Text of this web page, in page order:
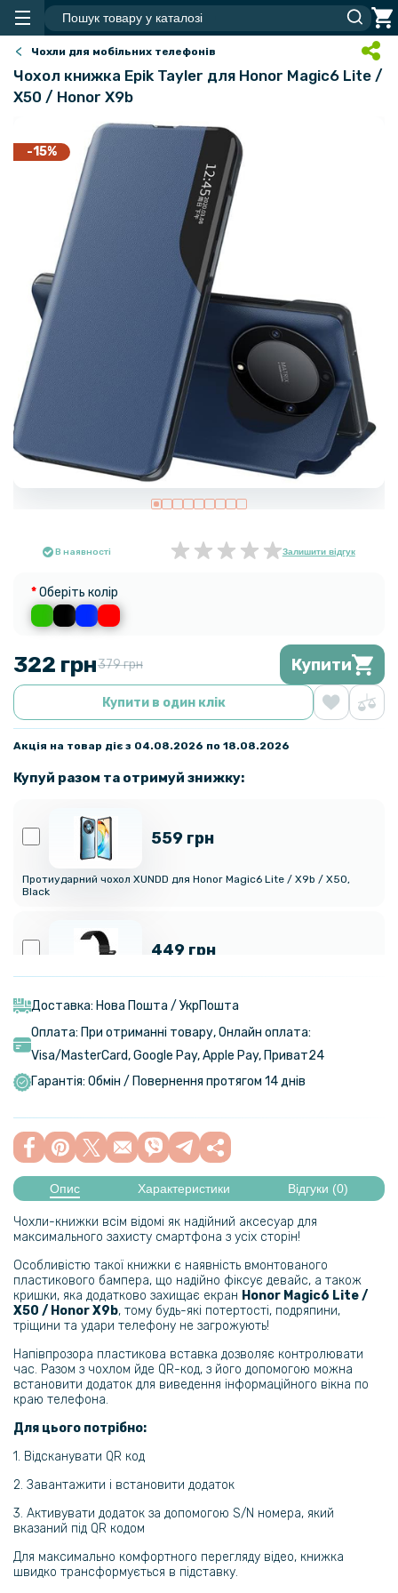
Чохли для мобільних телефонів
Чохол книжка Epik Tayler для Honor Magic6 Lite /
X50 / Honor X9b
-15%
В наявності Залишити відгук
Оберіть колір
322 грн379 грн Купити
Купити в один клік
Акція на товар діє з 04.08.2026 по 18.08.2026
Купуй разом та отримуй знижку:
559 грн
Протиударний чохол XUNDD для Honor Magic6 Lite / X9b / X50,
Black
449 грн
22mm
159 грн
199 грн
Lite, Transparent
280 грн
329 грн
Захисне скло 3D Privacy Full Screen для Honor Magic6 Lite / X9b /
X50, Black
110 грн
129 грн
Захисне скло Tempered Glass 2.5D на задню камеру для Honor
295 грн
Захисне скло 3D Tempered Glass UV для Honor Magic6 Lite / X9b /
X50 з клеєм і лампою
299 грн
Чохол накладка Ricco Camera Sliding для Honor Magic6 Lite / X9b /
X50
Доставка: Нова Пошта / УкрПошта
Оплата: При отриманні товару, Онлайн оплата:
Visa/MasterСard, Google Pay, Apple Pay, Приват24
Гарантія: Обмін / Повернення протягом 14 днів
Опис Характеристики Відгуки (0)
Чохли-книжки всім відомі як надійний аксесуар для
максимального захисту смартфона з усіх сторін!
Особливістю такої книжки є наявність вмонтованого
пластикового бампера, що надійно фіксує девайс, а також
кришки, яка додатково захищає екран Honor Magic6 Lite /
X50 / Honor X9b, тому будь-які потертості, подряпини,
тріщини та удари телефону не загрожують!
Напівпрозора пластикова вставка дозволяє контролювати
час. Разом з чохлом йде QR-код, з його допомогою можна
встановити додаток для виведення інформаційного вікна по
краю телефона.
Для цього потрібно:
1. Відсканувати QR код
2. Завантажити і встановити додаток
3. Активувати додаток за допомогою S/N номера, який
вказаний під QR кодом
Для максимально комфортного перегляду відео, книжка
швидко трансформується в підставку.